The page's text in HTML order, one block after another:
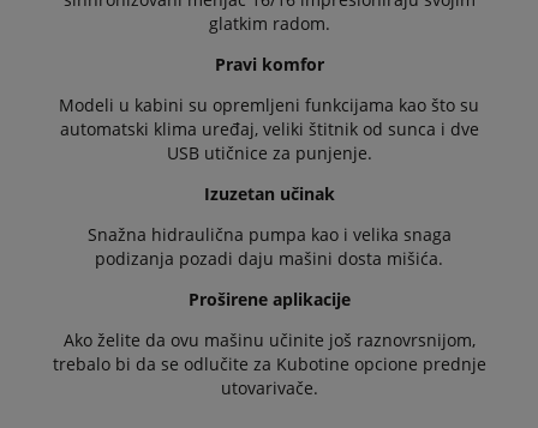
glatkim radom.
Pravi komfor
Modeli u kabini su opremljeni funkcijama kao što su
automatski klima uređaj, veliki štitnik od sunca i dve
USB utičnice za punjenje.
Izuzetan učinak
Snažna hidraulična pumpa kao i velika snaga
podizanja pozadi daju mašini dosta mišića.
Proširene aplikacije
Ako želite da ovu mašinu učinite još raznovrsnijom,
trebalo bi da se odlučite za Kubotine opcione prednje
utovarivače.